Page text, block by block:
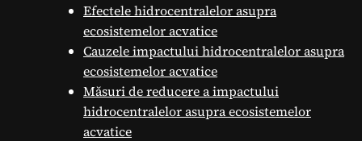
Efectele hidrocentralelor asupra
ecosistemelor acvatice
Cauzele impactului hidrocentralelor asupra
ecosistemelor acvatice
Măsuri de reducere a impactului
hidrocentralelor asupra ecosistemelor
acvatice